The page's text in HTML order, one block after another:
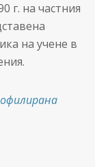
г. на частния
на учене в